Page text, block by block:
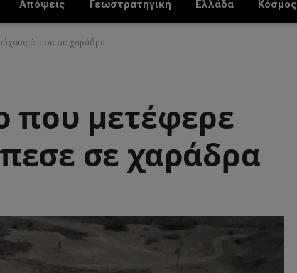
Απόψεις Γεωστρατηγική Ελλάδα Κόσμος
έπεσε σε χαράδρα
που μετέφερε
σε χαράδρα